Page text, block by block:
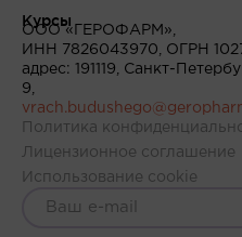
Курсы
ООО «ГЕРОФАРМ»,
ИНН 7826043970, ОГРН
адрес: 191119, Санкт-
9,
Политика
Лицензионное соглашение
Использование cookie